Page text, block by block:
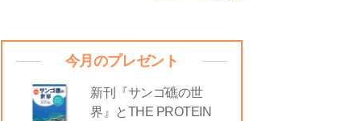
今月のプレゼント
新刊『サンゴ礁の世
界』とTHE PROTEIN